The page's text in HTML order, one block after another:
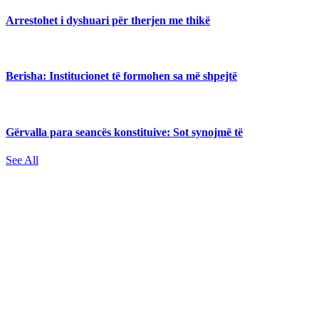
Arrestohet i dyshuari për therjen me thikë
Berisha: Institucionet të formohen sa më shpejtë
Gërvalla para seancës konstituive: Sot synojmë të
See All